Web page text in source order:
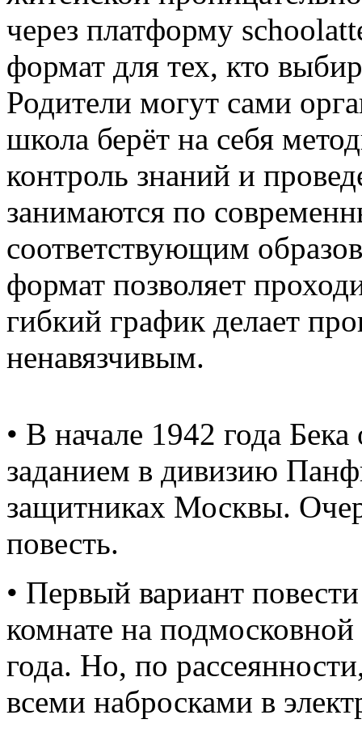
через платформу
формат для тех, кто
Родители могут сами
школа берёт на себя
контроль знаний и
занимаются по
соответствующим
формат позволяет
гибкий график делает
ненавязчивым.
• В начале 1942 года
заданием в дивизию
защитниках Москвы.
повесть.
• Первый вариант
комнате на
года. Но, по
всеми набросками в